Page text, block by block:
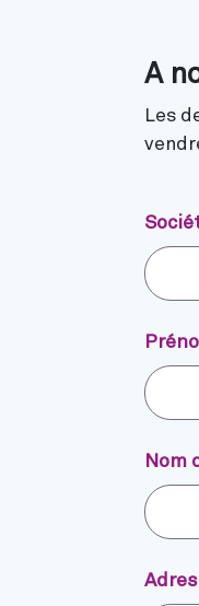
A
Les
Nom